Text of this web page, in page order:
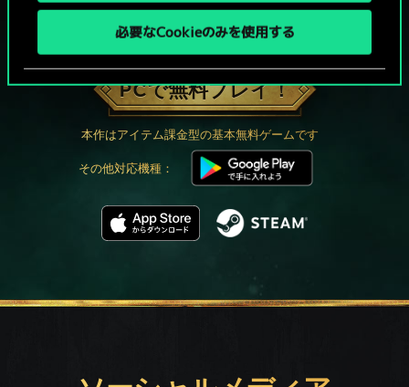
必要なCookieのみを使用する
グウェントでひと勝負といかない
か？
PCで無料プレイ！
本作はアイテム課金型の基本無料ゲームです
その他対応機種：